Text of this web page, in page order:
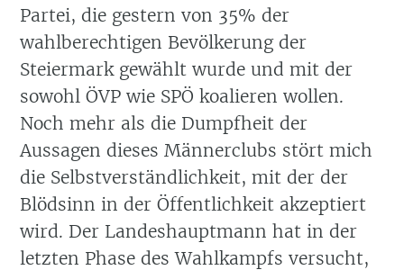
Partei, die gestern von 35% der
wahlberechtigen Bevölkerung der
Steiermark gewählt wurde und mit der
sowohl ÖVP wie SPÖ koalieren wollen.
Noch mehr als die Dumpfheit der
Aussagen dieses Männerclubs stört mich
die Selbstverständlichkeit, mit der der
Blödsinn in der Öffentlichkeit akzeptiert
wird. Der Landeshauptmann hat in der
letzten Phase des Wahlkampfs versucht,